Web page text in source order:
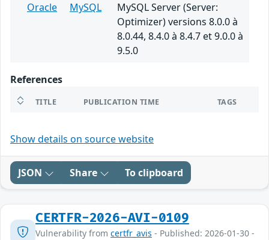
Oracle
MySQL
MySQL Server (Server:
Optimizer) versions 8.0.0 à
8.0.44, 8.4.0 à 8.4.7 et 9.0.0 à
9.5.0
References
TITLE PUBLICATION TIME TAGS
Show details on source website
JSON Share To clipboard
CERTFR-2026-AVI-0109
Vulnerability from certfr_avis - Published: 2026-01-30 -